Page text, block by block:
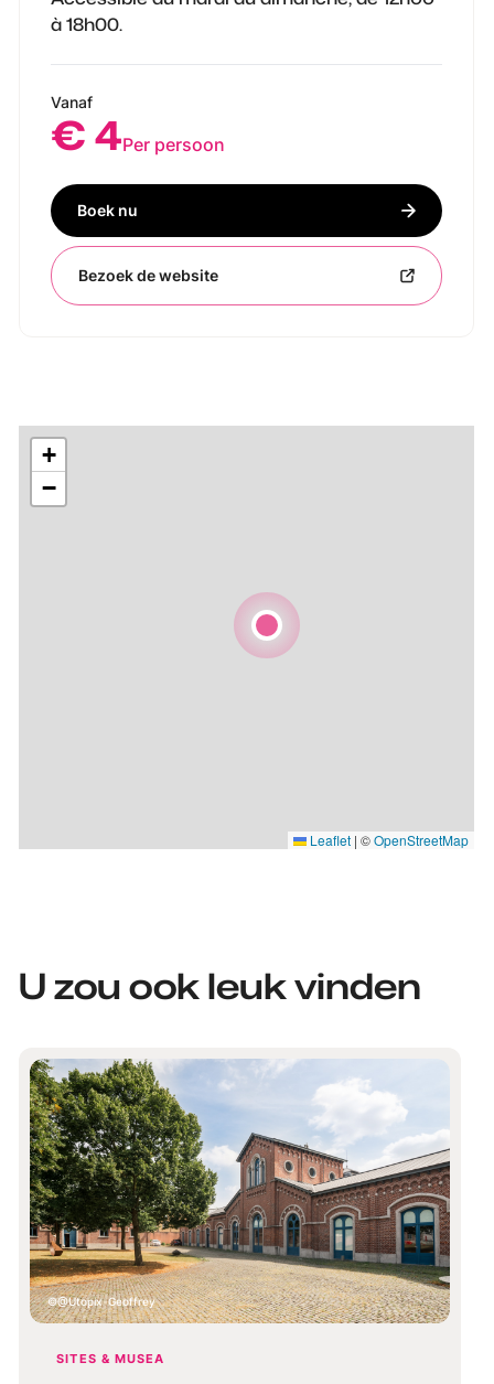
à 18h00.
Vanaf
€ 4Per persoon
Boek nu
Bezoek de website
+
−
Leaflet | ©OpenStreetMap
U zou ook leuk vinden
@Utopix-Geoffrey
SITES & MUSEA